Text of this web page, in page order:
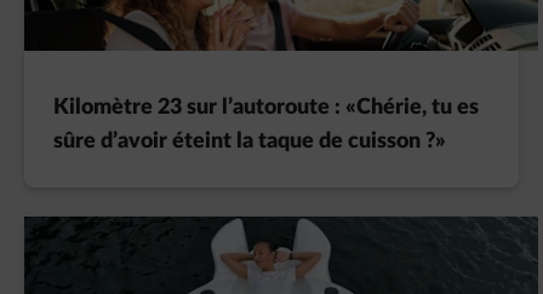
Kilomètre 23 sur l’autoroute : «Chérie, tu es
sûre d’avoir éteint la taque de cuisson ?»